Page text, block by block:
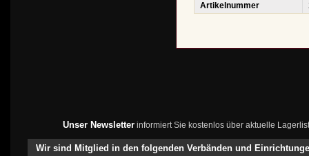
Artikelnummer
Unser Newsletterinformiert Sie kostenlos über aktuelle
Wir sind Mitglied in den folgenden Verbänden und